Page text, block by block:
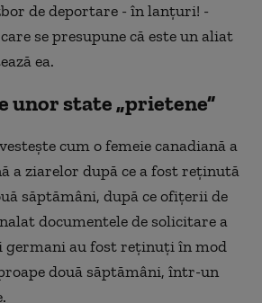
de deportare - în lanțuri! -
se presupune că este un aliat
ea.
unor state „prietene”
cum o femeie canadiană a
a ziarelor după ce a fost reținută
săptămâni, după ce ofițerii de
documentele de solicitare a
germani au fost reținuți în mod
două săptămâni, într-un